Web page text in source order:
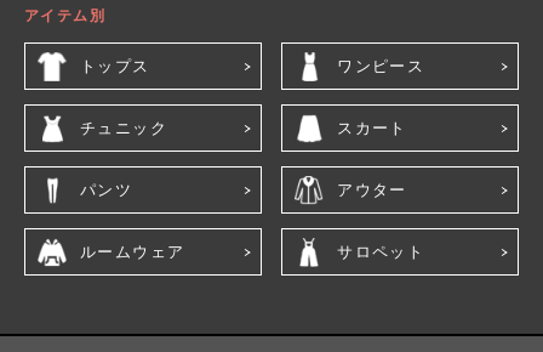
アイテム別
トップス ワンピース
チュニック スカート
パンツ アウター
ルームウェア サロペット